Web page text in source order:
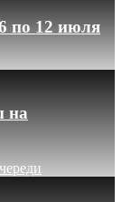
по 12 июля
на